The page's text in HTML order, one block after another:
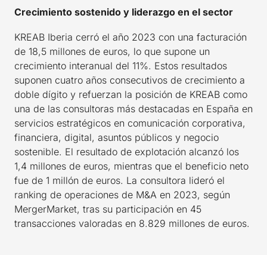
Crecimiento sostenido y liderazgo en el sector
KREAB Iberia cerró el año 2023 con una facturación
de 18,5 millones de euros, lo que supone un
crecimiento interanual del 11%. Estos resultados
suponen cuatro años consecutivos de crecimiento a
doble dígito y refuerzan la posición de KREAB como
una de las consultoras más destacadas en España en
servicios estratégicos en comunicación corporativa,
financiera, digital, asuntos públicos y negocio
sostenible. El resultado de explotación alcanzó los
1,4 millones de euros, mientras que el beneficio neto
fue de 1 millón de euros. La consultora lideró el
ranking de operaciones de M&A en 2023, según
MergerMarket, tras su participación en 45
transacciones valoradas en 8.829 millones de euros.